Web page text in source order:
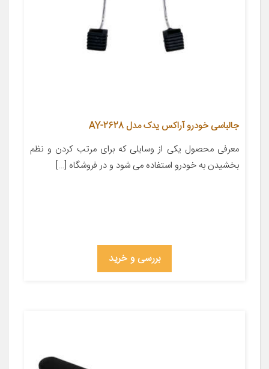
جالباسی خودرو آراکس یدک مدل AY-2628
معرفی محصول یکی از وسایلی که برای مرتب کردن و نظم
بخشیدن به خودرو استفاده می شود و در فروشگاه […]
بررسی و خرید